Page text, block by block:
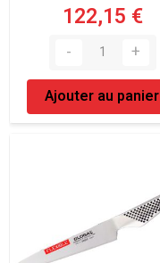
122,15 €
Ajouter au panier